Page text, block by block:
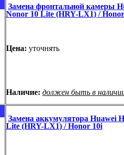
Замена фронтальной камеры
Nonor 10 Lite (HRY-LX1) /
Цена: уточнять
Наличие: должен быть в
Замена аккумулятора Huawei
Lite (HRY-LX1) / Honor 10i